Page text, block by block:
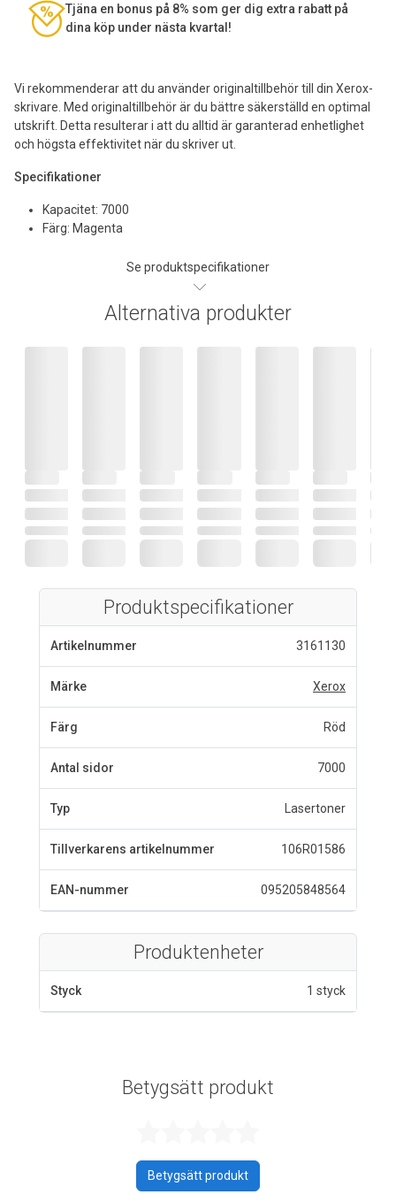
Vi rekommenderar att du använder originaltillbehör till din Xerox-
skrivare. Med originaltillbehör är du bättre säkerställd en optimal
utskrift. Detta resulterar i att du alltid är garanterad enhetlighet
och högsta effektivitet när du skriver ut.
Specifikationer
Kapacitet: 7000
Färg: Magenta
Se produktspecifikationer
Tjäna en bonus på 8% som ger dig extra rabatt på
dina köp under nästa kvartal!
Alternativa produkter
Produktspecifikationer
Artikelnummer 3161130
Märke Xerox
Färg Röd
Antal sidor 7000
Typ Lasertoner
Tillverkarens artikelnummer 106R01586
EAN-nummer 095205848564
Produktenheter
Styck 1 styck
Betygsätt produkt
Betygsätt produkt